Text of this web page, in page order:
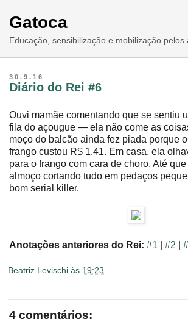
Gatoca
Educação, sensibilização e mobilização pelos
30.9.16
Diário do Rei #6
Ouvi mamãe comentando que se sentiu
fila do açougue ― ela não come as
moço do balcão ainda fez piada porque
frango custou R$ 1,41. Em casa, ela
para o frango com cara de choro. Até
almoço cortando tudo em pedaços
bom serial killer.
Anotações anteriores do Rei: #1 #2
Beatriz Levischi às 19:23
4 comentários: